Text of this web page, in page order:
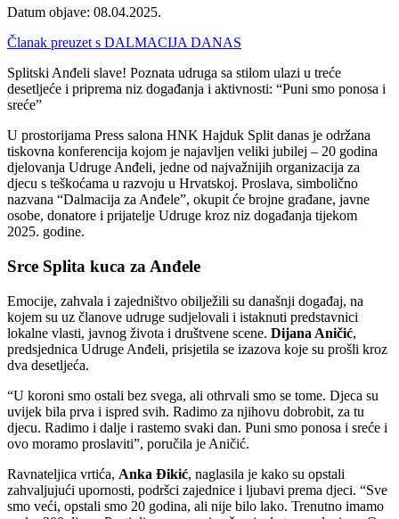
Datum objave: 08.04.2025.
Članak preuzet s DALMACIJA DANAS
Splitski Anđeli slave! Poznata udruga sa stilom ulazi u treće
desetljeće i priprema niz događanja i aktivnosti: “Puni smo ponosa i
sreće”
U prostorijama Press salona HNK Hajduk Split danas je održana
tiskovna konferencija kojom je najavljen veliki jubilej – 20 godina
djelovanja Udruge Anđeli, jedne od najvažnijih organizacija za
djecu s teškoćama u razvoju u Hrvatskoj. Proslava, simbolično
nazvana “Dalmacija za Anđele”, okupit će brojne građane, javne
osobe, donatore i prijatelje Udruge kroz niz događanja tijekom
2025. godine.
Srce Splita kuca za Anđele
Emocije, zahvala i zajedništvo obilježili su današnji događaj, na
kojem su uz članove udruge sudjelovali i istaknuti predstavnici
lokalne vlasti, javnog života i društvene scene. Dijana Aničić,
predsjednica Udruge Anđeli, prisjetila se izazova koje su prošli kroz
dva desetljeća.
“U koroni smo ostali bez svega, ali othrvali smo se tome. Djeca su
uvijek bila prva i ispred svih. Radimo za njihovu dobrobit, za tu
djecu. Radimo i dalje i rastemo svaki dan. Puni smo ponosa i sreće i
ovo moramo proslaviti”, poručila je Aničić.
Ravnateljica vrtića, Anka Đikić, naglasila je kako su opstali
zahvaljujući upornosti, podršci zajednice i ljubavi prema djeci. “Sve
smo veći, opstali smo 20 godina, ali nije bilo lako. Trenutno imamo